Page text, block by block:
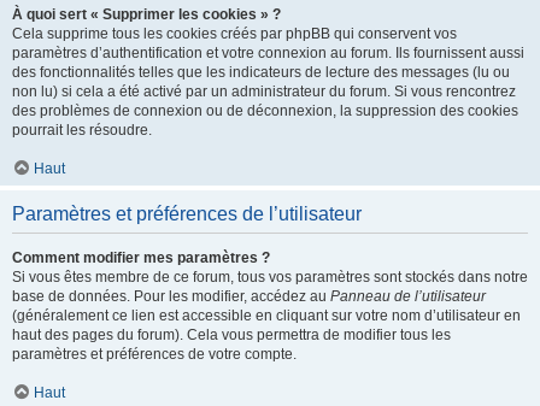
À quoi sert « Supprimer les cookies » ?
Cela supprime tous les cookies créés par phpBB qui conservent vos
paramètres d’authentification et votre connexion au forum. Ils fournissent aussi
des fonctionnalités telles que les indicateurs de lecture des messages (lu ou
non lu) si cela a été activé par un administrateur du forum. Si vous rencontrez
des problèmes de connexion ou de déconnexion, la suppression des cookies
pourrait les résoudre.
Haut
Paramètres et préférences de l’utilisateur
Comment modifier mes paramètres ?
Si vous êtes membre de ce forum, tous vos paramètres sont stockés dans notre
base de données. Pour les modifier, accédez au Panneau de l’utilisateur
(généralement ce lien est accessible en cliquant sur votre nom d’utilisateur en
haut des pages du forum). Cela vous permettra de modifier tous les
paramètres et préférences de votre compte.
Haut